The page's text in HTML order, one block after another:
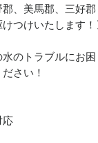
、美馬郡、三好郡
つけいたします！
のトラブルにお
さい！
応